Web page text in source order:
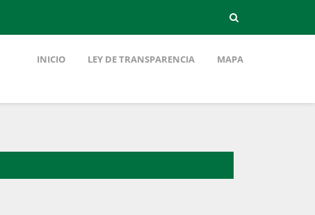
INICIO LEY DE TRANSPARENCIA MAPA